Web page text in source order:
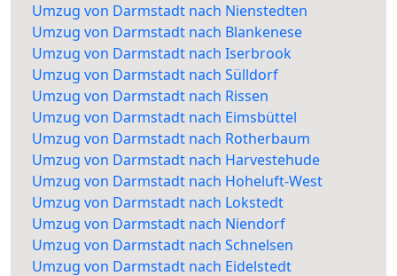
Umzug von Darmstadt nach Nienstedten
Umzug von Darmstadt nach Blankenese
Umzug von Darmstadt nach Iserbrook
Umzug von Darmstadt nach Sülldorf
Umzug von Darmstadt nach Rissen
Umzug von Darmstadt nach Eimsbüttel
Umzug von Darmstadt nach Rotherbaum
Umzug von Darmstadt nach Harvestehude
Umzug von Darmstadt nach Hoheluft-West
Umzug von Darmstadt nach Lokstedt
Umzug von Darmstadt nach Niendorf
Umzug von Darmstadt nach Schnelsen
Umzug von Darmstadt nach Eidelstedt